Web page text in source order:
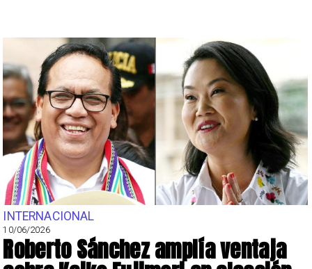
INTERNACIONAL
10/06/2026
Roberto Sánchez amplía ventaja